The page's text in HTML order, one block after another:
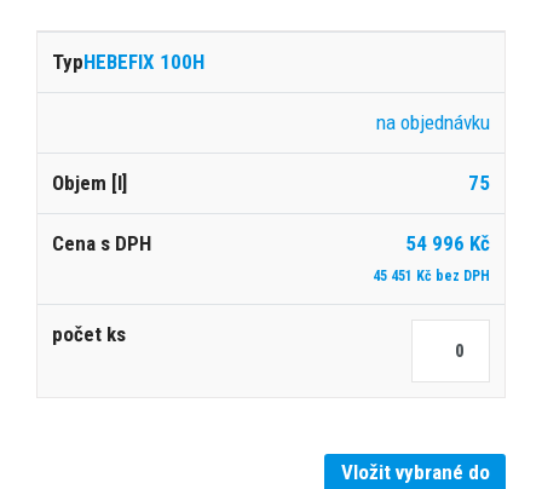
HEBEFIX 100H
na objednávku
75
54 996 Kč
45 451 Kč bez DPH
Vložit vybrané do